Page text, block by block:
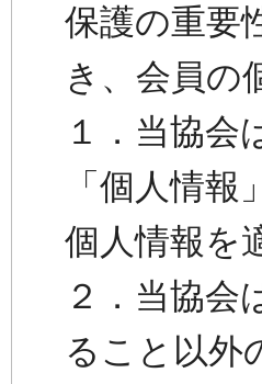
保護の重要
き、会員の
１．当協会
「個人情
個人情報を
２．当協会
ること以外